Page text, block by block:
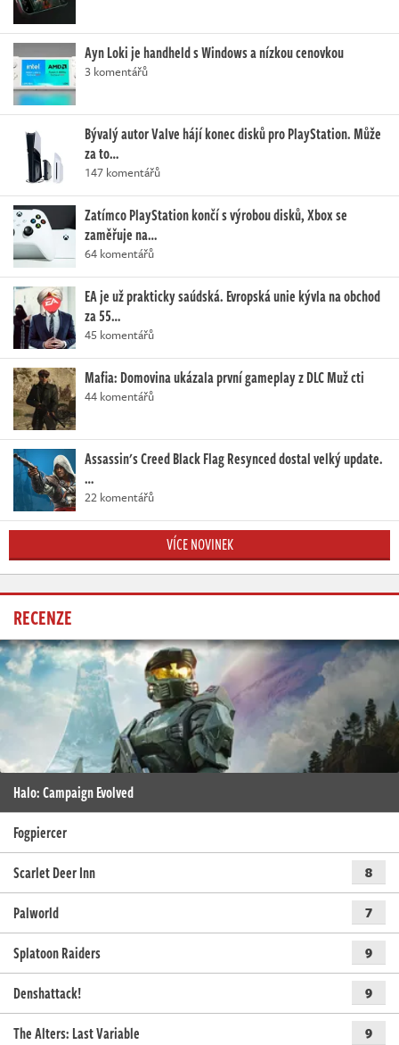
Ayn Loki je handheld s Windows a nízkou cenovkou
3 komentářů
Bývalý autor Valve hájí konec disků pro PlayStation. Může
za to…
147 komentářů
Zatímco PlayStation končí s výrobou disků, Xbox se
zaměřuje na…
64 komentářů
EA je už prakticky saúdská. Evropská unie kývla na obchod
za 55…
45 komentářů
Mafia: Domovina ukázala první gameplay z DLC Muž cti
44 komentářů
Assassin's Creed Black Flag Resynced dostal velký update.
…
22 komentářů
VÍCE NOVINEK
RECENZE
Halo: Campaign Evolved
Fogpiercer
Scarlet Deer Inn
8
Palworld 7
Splatoon Raiders 9
Denshattack! 9
The Alters: Last Variable 9